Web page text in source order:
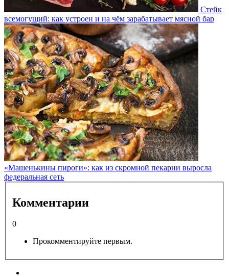
Стейк
всемогущий: как устроен и на чём зарабатывает мясной бар
«Машенькины пироги»: как из скромной пекарни выросла
федеральная сеть
Комментарии
0
Прокомментируйте первым.